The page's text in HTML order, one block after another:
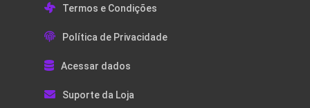
Termos e Condições
Política de Privacidade
Acessar dados
Suporte da Loja